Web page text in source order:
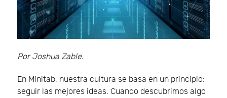
Por Joshua Zable.
En Minitab, nuestra cultura se basa en un principio:
seguir las mejores ideas. Cuando descubrimos algo